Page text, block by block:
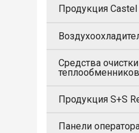
Продукция Castel
Средства
теплообменников
Продукция S+S
Панели